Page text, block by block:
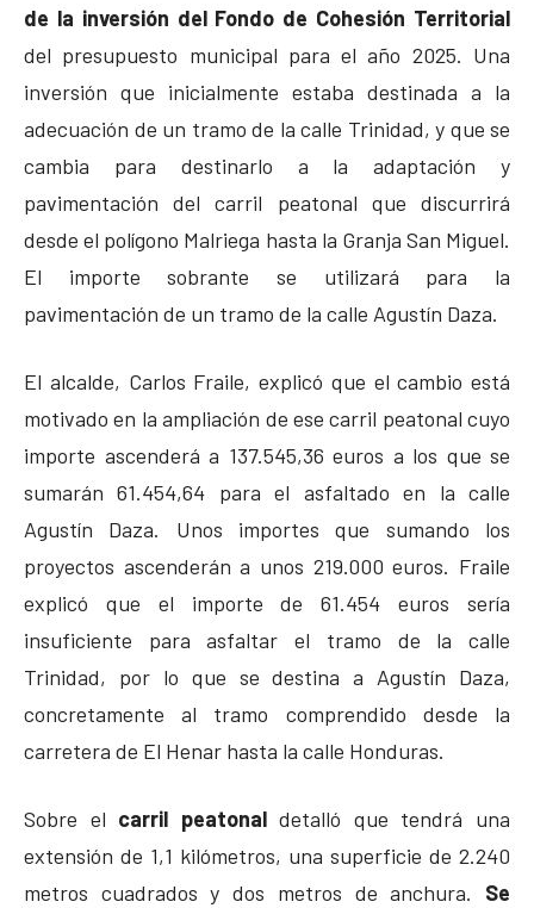
de la inversión del Fondo de Cohesión Territorial
del presupuesto municipal para el año 2025. Una
inversión que inicialmente estaba destinada a la
adecuación de un tramo de la calle Trinidad, y que se
cambia para destinarlo a la adaptación y
pavimentación del carril peatonal que discurrirá
desde el polígono Malriega hasta la Granja San Miguel.
El importe sobrante se utilizará para la
pavimentación de un tramo de la calle Agustín Daza.
El alcalde, Carlos Fraile, explicó que el cambio está
motivado en la ampliación de ese carril peatonal cuyo
importe ascenderá a 137.545,36 euros a los que se
sumarán 61.454,64 para el asfaltado en la calle
Agustín Daza. Unos importes que sumando los
proyectos ascenderán a unos 219.000 euros. Fraile
explicó que el importe de 61.454 euros sería
insuficiente para asfaltar el tramo de la calle
Trinidad, por lo que se destina a Agustín Daza,
concretamente al tramo comprendido desde la
carretera de El Henar hasta la calle Honduras.
Sobre el carril peatonaldetalló que tendrá una
extensión de 1,1 kilómetros, una superficie de 2.240
metros cuadrados y dos metros de anchura. Se